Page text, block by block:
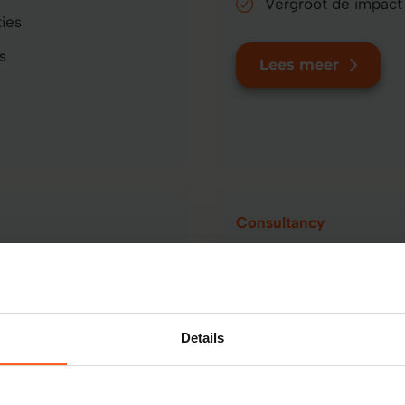
Details
Lees meer
ontdek
en prestaties te
Consultancy
Versnel
Werk samen met onze
gedragsverandering
Versterk